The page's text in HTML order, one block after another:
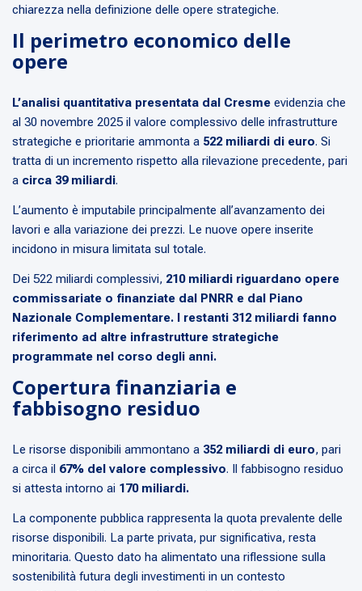
chiarezza nella definizione delle opere strategiche.
Il perimetro economico delle
opere
L’analisi quantitativa presentata dal Cresme evidenzia che
al 30 novembre 2025 il valore complessivo delle infrastrutture
strategiche e prioritarie ammonta a 522 miliardi di euro. Si
tratta di un incremento rispetto alla rilevazione precedente, pari
a circa 39 miliardi.
L’aumento è imputabile principalmente all’avanzamento dei
lavori e alla variazione dei prezzi. Le nuove opere inserite
incidono in misura limitata sul totale.
Dei 522 miliardi complessivi, 210 miliardi riguardano opere
commissariate o finanziate dal PNRR e dal Piano
Nazionale Complementare. I restanti 312 miliardi fanno
riferimento ad altre infrastrutture strategiche
programmate nel corso degli anni.
Copertura finanziaria e
fabbisogno residuo
Le risorse disponibili ammontano a 352 miliardi di euro, pari
a circa il 67% del valore complessivo. Il fabbisogno residuo
si attesta intorno ai 170 miliardi.
La componente pubblica rappresenta la quota prevalente delle
risorse disponibili. La parte privata, pur significativa, resta
minoritaria. Questo dato ha alimentato una riflessione sulla
sostenibilità futura degli investimenti in un contesto